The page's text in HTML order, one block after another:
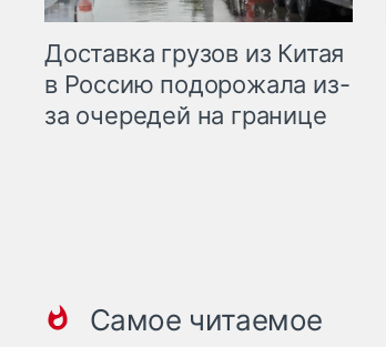
Доставка грузов из Китая
в Россию подорожала из-
за очередей на границе
Самое читаемое